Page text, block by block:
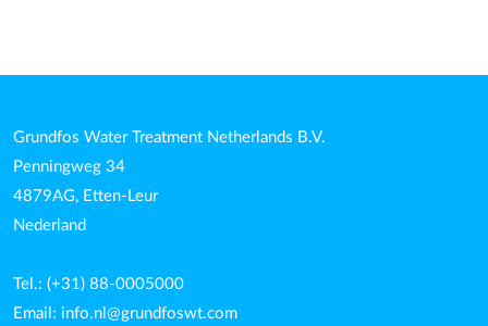
Grundfos Water Treatment Netherlands B.V.
Penningweg 34
4879AG, Etten-Leur
Nederland
Tel.: (+31) 88-0005000
Email: info.nl@grundfoswt.com